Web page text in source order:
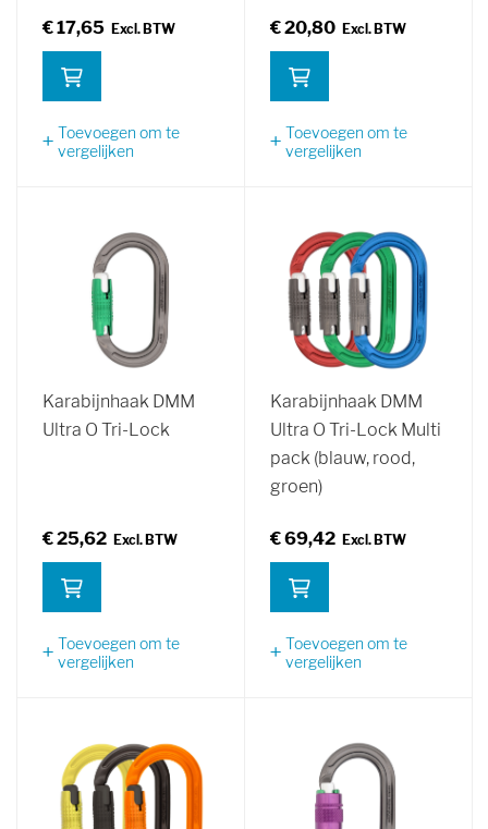
€ 17,65
Toevoegen om te
vergelijken
€ 20,80
Toevoegen om te
vergelijken
Karabijnhaak DMM
Ultra O Tri-Lock
€ 25,62
Toevoegen om te
vergelijken
Karabijnhaak DMM
Ultra O Tri-Lock Multi
pack (blauw, rood,
groen)
€ 69,42
Toevoegen om te
vergelijken